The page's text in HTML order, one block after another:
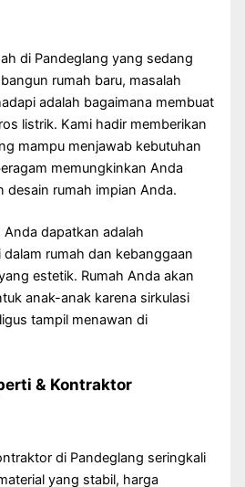
di Pandeglang yang sedang
rumah baru, masalah
adalah bagaimana membuat
listrik. Kami hadir memberikan
mampu menjawab kebutuhan
memungkinkan Anda
desain rumah impian Anda.
dapatkan adalah
rumah dan kebanggaan
estetik. Rumah Anda akan
anak-anak karena sirkulasi
tampil menawan di
& Kontraktor
di Pandeglang seringkali
yang stabil, harga